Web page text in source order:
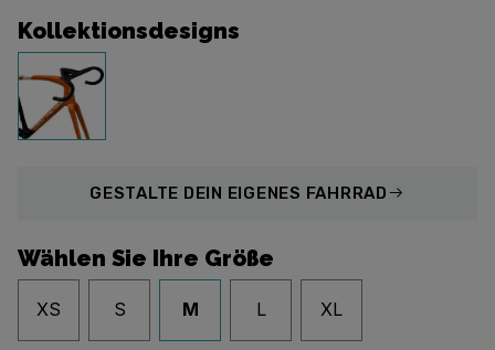
Kollektionsdesigns
GESTALTE DEIN EIGENES FAHRRAD
Wählen Sie Ihre Größe
XS S M L XL